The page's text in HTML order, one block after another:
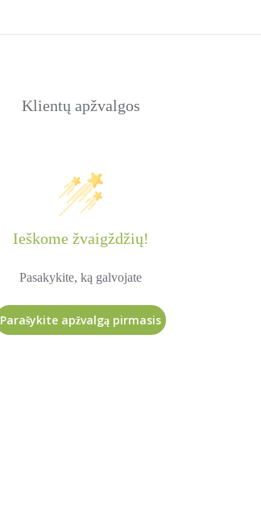
Klientų apžvalgos
Ieškome žvaigždžių!
Pasakykite, ką galvojate
Parašykite apžvalgą pirmasis